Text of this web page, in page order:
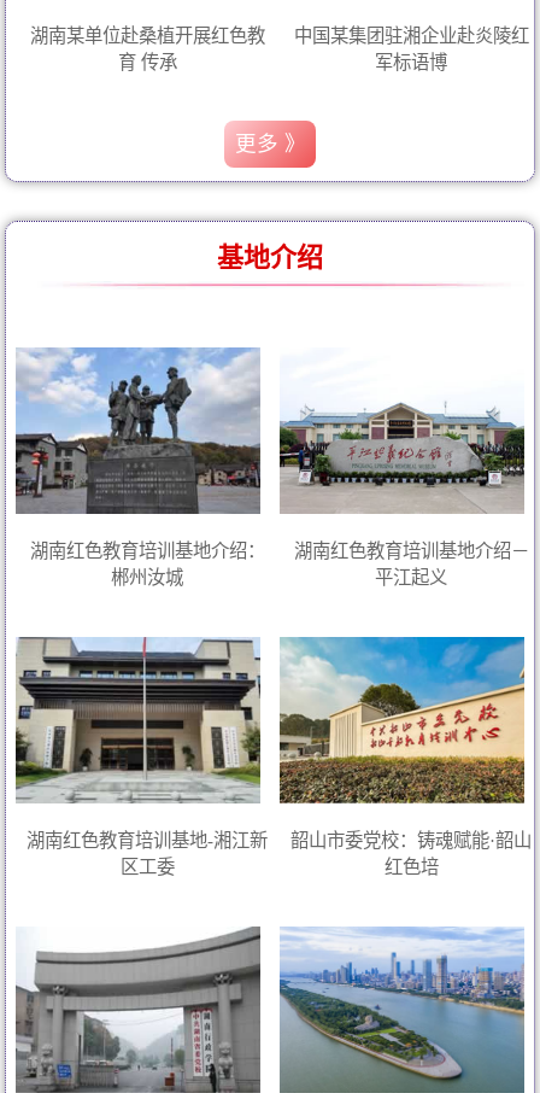
湖南某单位赴桑植开展红色教
育 传承
中国某集团驻湘企业赴炎陵红
军标语博
更多 》
基地介绍
湖南红色教育培训基地介绍：
郴州汝城
湖南红色教育培训基地介绍－
平江起义
湖南红色教育培训基地-湘江新
区工委
韶山市委党校：铸魂赋能·韶山
红色培